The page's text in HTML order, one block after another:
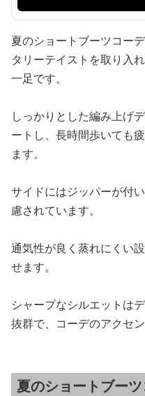
夏のショートブーツコー
タリーテイストを取り入
一足です。
しっかりとした編み上げ
ートし、長時間歩いても
ます。
サイドにはジッパーが付
慮されています。
通気性が良く蒸れにくい
せます。
シャープなシルエットは
抜群で、コーデのアクセ
夏のショートブー